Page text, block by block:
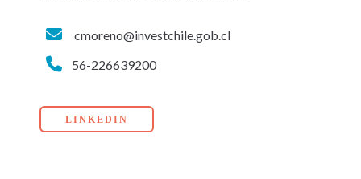
cmoreno@investchile.gob.cl
56-226639200
LINKEDIN